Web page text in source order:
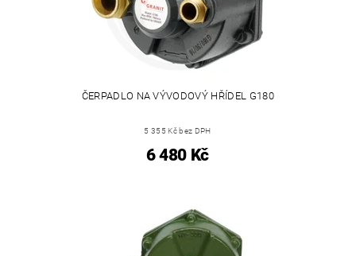
ČERPADLO NA VÝVODOVÝ HŘÍDEL G180
5 355 Kč bez DPH
6 480 Kč